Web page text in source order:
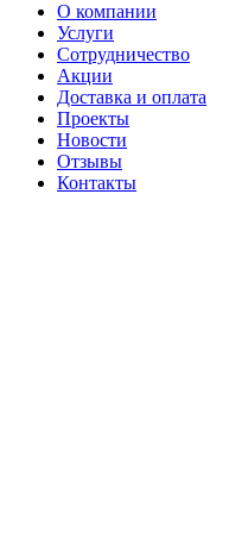
О компании
Услуги
Сотрудничество
Акции
Доставка и оплата
Проекты
Новости
Отзывы
Контакты